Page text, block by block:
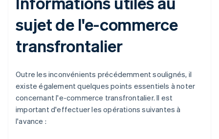
sujet de l'e-commerce
transfrontalier
Outre les inconvénients précédemment soulignés, il
existe également quelques points essentiels à noter
concernant l'e-commerce transfrontalier. Il est
important d'effectuer les opérations suivantes à
l'avance :